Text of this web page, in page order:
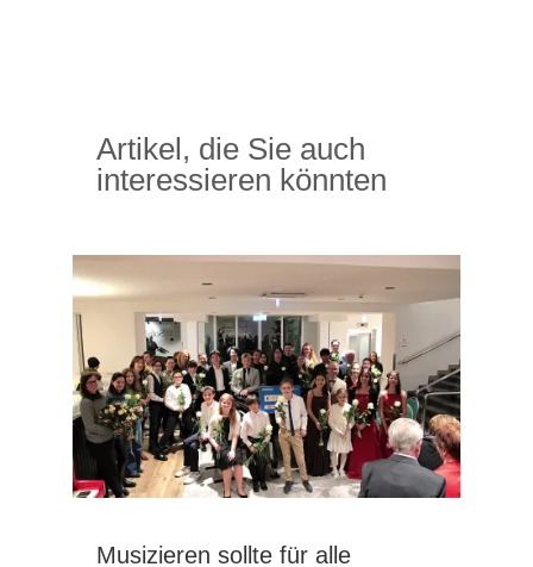
Artikel, die Sie auch
interessieren könnten
Musizieren sollte für alle